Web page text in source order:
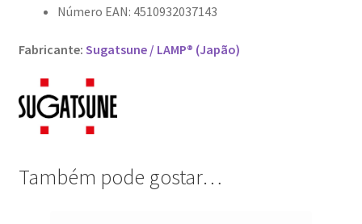
Número EAN: 4510932037143
Fabricante: Sugatsune / LAMP® (Japão)
Também pode gostar…